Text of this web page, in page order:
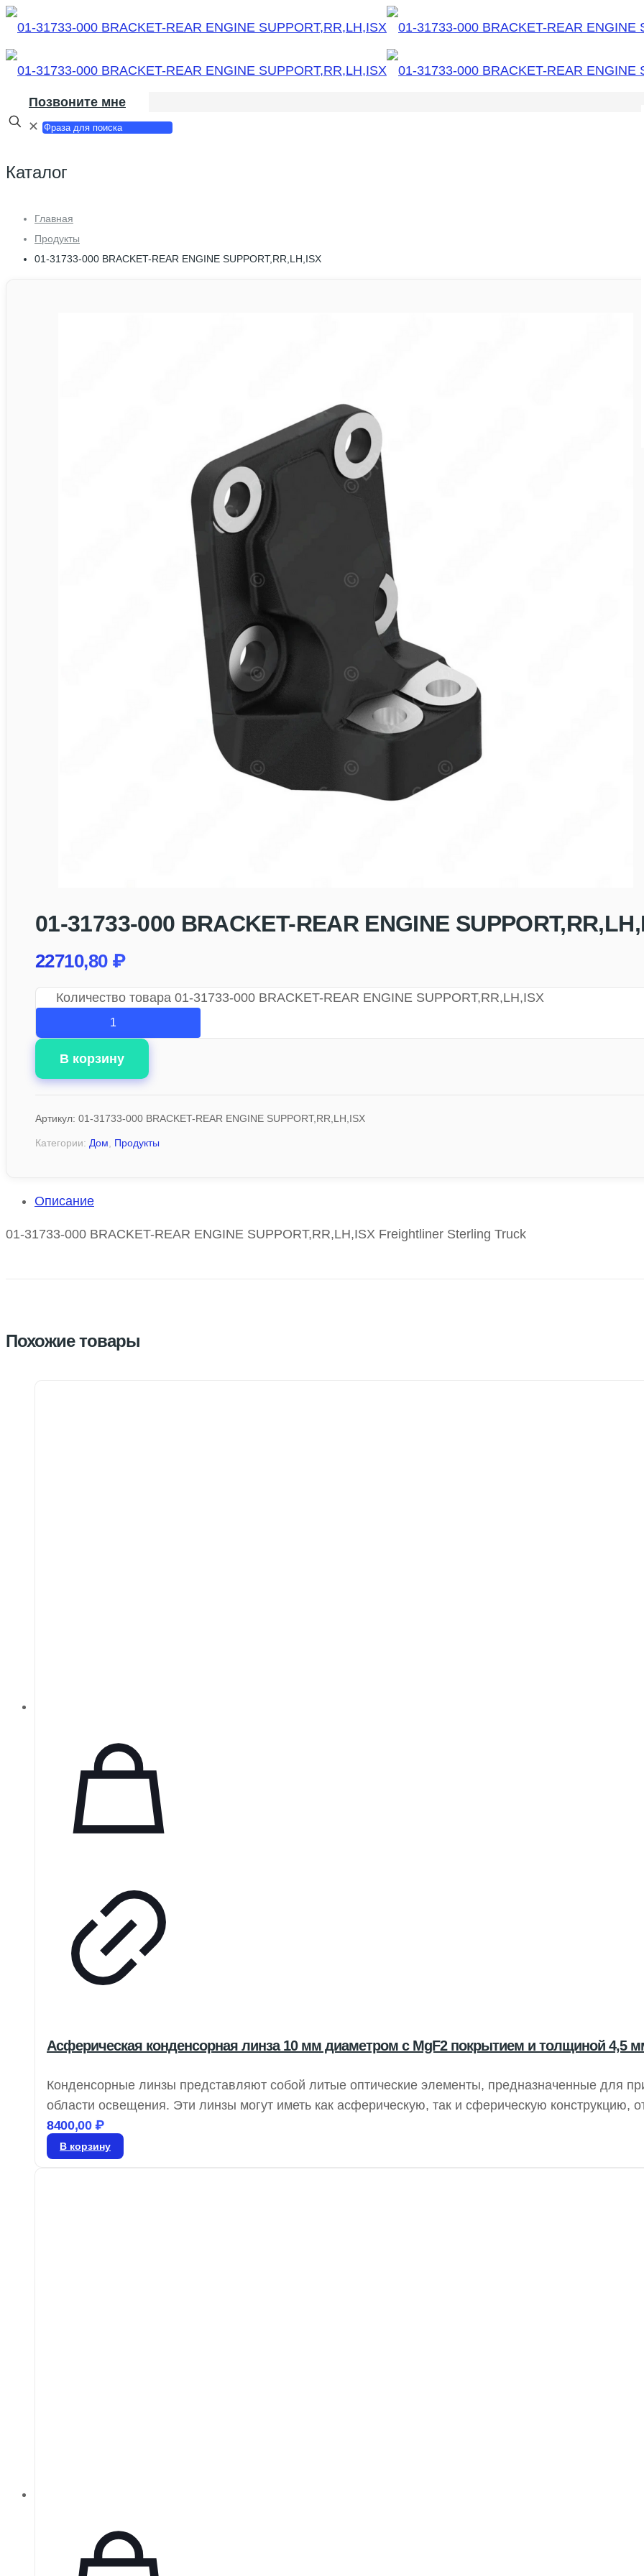
Позвоните мне
✕
Каталог
Главная
Продукты
01-31733-000 BRACKET-REAR ENGINE SUPPORT,RR,LH,ISX
01-31733-000 BRACKET-REAR ENGINE
22710,80 ₽
Количество товара 01-31733-000 BRACKET-REAR ENGINE SUPPORT,RR,LH,ISX
В корзину
Артикул: 01-31733-000 BRACKET-REAR ENGINE SUPPORT,RR,LH,ISX
Категории: Дом, Продукты
Описание
01-31733-000 BRACKET-REAR ENGINE SUPPORT,RR,LH,ISX Freightliner Sterling Truck
Похожие товары
Асферическая конденсорная линза 10 мм диаметром с MgF2 покрытием и толщиной 4,5
Конденсорные линзы представляют собой литые оптические элементы, предназначенные для
области освещения. Эти линзы могут иметь как асферическую, так и сферическую конструкцию,
высокой числовой апертурой и компактным фокусным расстоянием. Они идеально подходят для
использования в системах излучения и детекции, проекционных установках, а также в
8400,00₽
В корзину